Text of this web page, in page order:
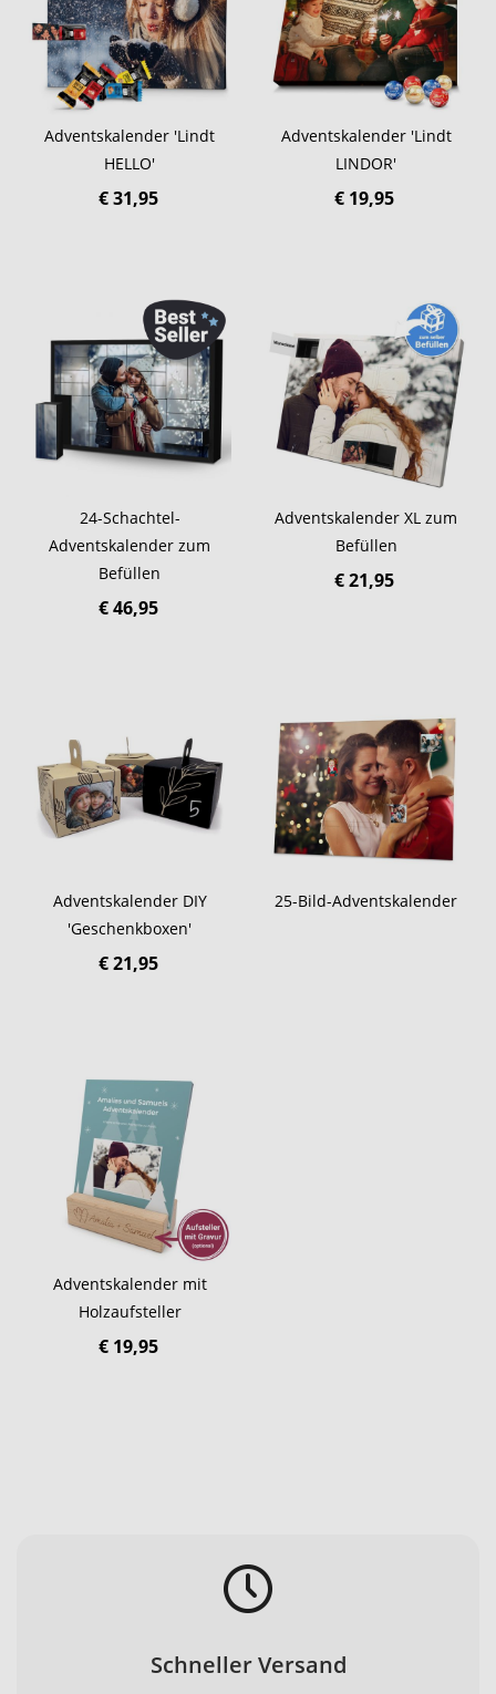
Adventskalender 'Lindt
HELLO'
€ 31,95
Adventskalender 'Lindt
LINDOR'
€ 19,95
24-Schachtel-
Adventskalender zum
Befüllen
€ 46,95
Adventskalender XL zum
Befüllen
€ 21,95
Adventskalender DIY
'Geschenkboxen'
€ 21,95
25-Bild-Adventskalender
Adventskalender mit
Holzaufsteller
€ 19,95
Schneller Versand